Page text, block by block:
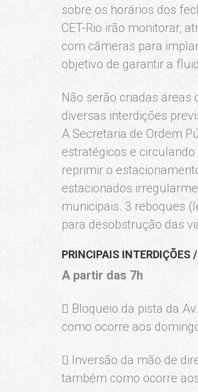
sobre os horários dos
CET-Rio irão monitorar,
com câmeras para
objetivo de garantir a
Não serão criadas áreas
diversas interdições
A Secretaria de Ordem
estratégicos e
reprimir o
estacionados
municipais. 3 reboques
para desobstrução das
PRINCIPAIS INTERDIÇÕES
A partir das 7h
 Bloqueio da pista da
como ocorre aos
 Inversão da mão de
também como ocorre